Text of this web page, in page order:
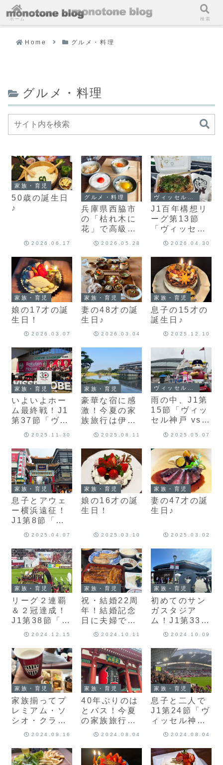
Home グルメ・料理
グルメ・料理
家族・育児
50歳の誕生日
♪
2026.06.17
グルメ・料理
兵庫県西脇市
の「枯れ木に
花」で高級卵
かけご飯とス
てきました♪
2026.05.28
J1百年構想リ
ーグ第13節
「ヴィッセル
神戸 vs セレ
観てきました♪
2026.04.30
家族・育児
娘の17才の誕
生日！
2026.03.07
家族・育児
妻の48才の誕
生日♪
2026.03.04
家族・育児
息子の15才の
誕生日♪
2025.12.10
家族・育児
いよいよホー
ム最終戦！J1
第37節「ヴィ
ッセル神戸 vs
てきました♪
2025.11.30
家族・育児
豪華な宿に感
激！今夏の家
族旅行は伊
勢・鳥羽を楽
た♪
2025.08.11
雨の中、J1第
15節「ヴィッ
セル神戸 vs
阪」を観てき
ました♪
2025.05.07
家族・育児
息子とアウェ
ー横浜遠征！
J1第8節「横
を観てきまし
た♪
2025.04.07
家族・育児
娘の16才の誕
生日！
2025.03.10
家族・育児
妻の47才の誕
生日♪
2025.03.02
家族・育児
リーグ２連覇
＆２冠達成！
J1第38節「ヴ
ィッセル神戸
ーレ」を観て
きました♪
2024.12.15
家族・育児
祝・結婚22周
年！結婚記念
日に夫婦でラ
ンチデートを
した♪
2024.10.11
家族・育児
初めてのサン
ガスタジア
ム！J1第33節
「京都サンガ
ッセル神戸」
を観てきまし
た♪
2024.10.09
家族・育児
家族揃ってプ
レミアム・ソ
シオ・クラ
ブ！J1第28節
神戸 vs サガ
ン鳥栖」を観
2024.09.16
家族・育児
40年ぶりのは
とバス！今夏
の家族旅行は
東京に行って
2024.08.04
家族・育児
息子と二人で
J1第24節「ヴ
ィッセル神戸
vs 名古屋グラ
てきました♪
2024.08.04
ホーム 検索